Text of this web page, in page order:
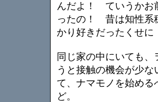
んだよ！ ていうかお
ったの！ 昔は知性系
かり好きだったくせに
同じ家の中にいても
うと接触の機会が少
て、ナマモノを始め
ど。